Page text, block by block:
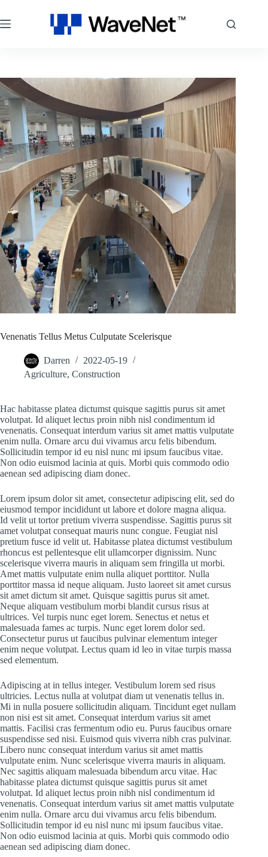
至
主
Venenatis Tellus Metus Culputate Scelerisque
Darren
2022-05-19
Agriculture, Construction
Hac habitasse platea dictumst quisque sagittis purus sit amet
volutpat. Id aliquet lectus proin nibh nisl condimentum id
venenatis. Consequat interdum varius sit amet mattis vulputate
enim nulla. Ornare arcu dui vivamus arcu felis bibendum.
Sollicitudin tempor id eu nisl nunc mi ipsum faucibus vitae.
Non odio euismod lacinia at quis. Morbi quis commodo odio
aenean sed adipiscing diam donec.
Lorem ipsum dolor sit amet, consectetur adipiscing elit, sed do
eiusmod tempor incididunt ut labore et dolore magna aliqua.
Id velit ut tortor pretium viverra suspendisse. Sagittis purus sit
amet volutpat consequat mauris nunc congue. Feugiat nisl
pretium fusce id velit ut. Habitasse platea dictumst vestibulum
rhoncus est pellentesque elit ullamcorper dignissim. Nunc
scelerisque viverra mauris in aliquam sem fringilla ut morbi.
Amet mattis vulputate enim nulla aliquet porttitor. Nulla
porttitor massa id neque aliquam. Justo laoreet sit amet cursus
sit amet dictum sit amet. Quisque sagittis purus sit amet.
Neque aliquam vestibulum morbi blandit cursus risus at
ultrices. Vel turpis nunc eget lorem. Senectus et netus et
malesuada fames ac turpis. Nunc eget lorem dolor sed.
Consectetur purus ut faucibus pulvinar elementum integer
enim neque volutpat. Lectus quam id leo in vitae turpis massa
sed elementum.
Adipiscing at in tellus integer. Vestibulum lorem sed risus
ultricies. Lectus nulla at volutpat diam ut venenatis tellus in.
Mi in nulla posuere sollicitudin aliquam. Tincidunt eget nullam
non nisi est sit amet. Consequat interdum varius sit amet
mattis. Facilisi cras fermentum odio eu. Purus faucibus ornare
suspendisse sed nisi. Euismod quis viverra nibh cras pulvinar.
Libero nunc consequat interdum varius sit amet mattis
vulputate enim. Nunc scelerisque viverra mauris in aliquam.
Nec sagittis aliquam malesuada bibendum arcu vitae. Hac
habitasse platea dictumst quisque sagittis purus sit amet
volutpat. Id aliquet lectus proin nibh nisl condimentum id
venenatis. Consequat interdum varius sit amet mattis vulputate
enim nulla. Ornare arcu dui vivamus arcu felis bibendum.
Sollicitudin tempor id eu nisl nunc mi ipsum faucibus vitae.
Non odio euismod lacinia at quis. Morbi quis commodo odio
aenean sed adipiscing diam donec.